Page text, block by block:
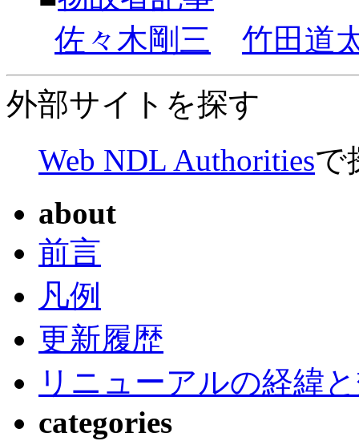
佐々木剛三
竹田道
外部サイトを探す
Web NDL Authoritiesで
about
前言
凡例
更新履歴
リニューアルの経緯
categories